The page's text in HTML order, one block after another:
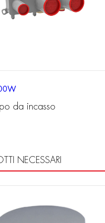
da incasso
NECESSARI